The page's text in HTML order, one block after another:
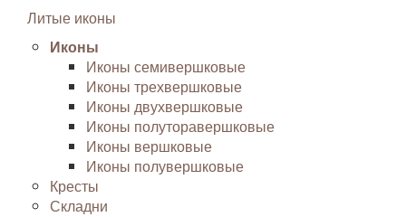
Литые иконы
Иконы
Иконы семивершковые
Иконы трехвершковые
Иконы двухвершковые
Иконы полуторавершковые
Иконы вершковые
Иконы полувершковые
Кресты
Складни